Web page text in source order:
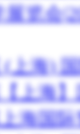
展览会
(上海)
上海
海国